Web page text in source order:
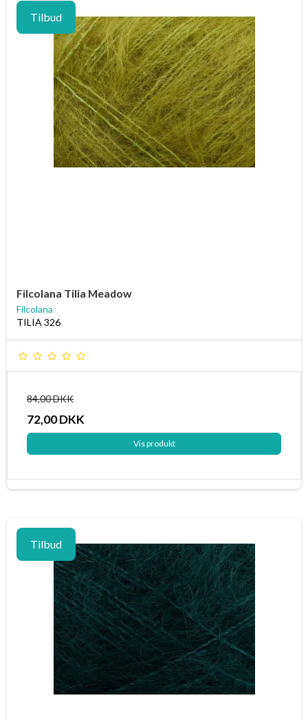
Tilbud
Filcolana Tilia Meadow
Filcolana
TILIA 326
84,00 DKK
72,00 DKK
Vis produkt
Tilbud